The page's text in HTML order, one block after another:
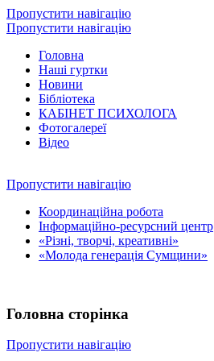
Пропустити навігацію
Пропустити навігацію
Головна
Наші гуртки
Новини
Бібліотека
КАБІНЕТ ПСИХОЛОГА
Фотогалереї
Відео
Пропустити навігацію
Координаційна робота
Інформаційно-ресурсний центр
«Різні, творчі, креативні»
«Молода генерація Сумщини»
Головна сторінка
Пропустити навігацію